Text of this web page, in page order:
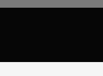
systému